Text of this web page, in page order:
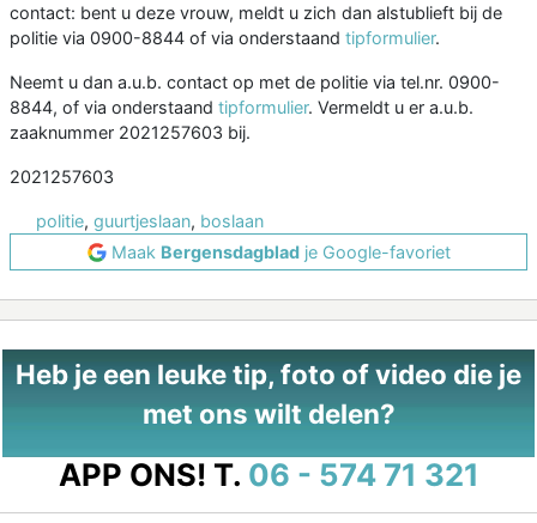
contact: bent u deze vrouw, meldt u zich dan alstublieft bij de
politie via 0900-8844 of via onderstaand tipformulier.
Neemt u dan a.u.b. contact op met de politie via tel.nr. 0900-
8844, of via onderstaand tipformulier. Vermeldt u er a.u.b.
zaaknummer 2021257603 bij.
2021257603
politie, guurtjeslaan, boslaan
Maak Bergensdagbladje Google-favoriet
Heb je een leuke tip, foto of video die je
met ons wilt delen?
APP ONS! T. 06 - 574 71 321